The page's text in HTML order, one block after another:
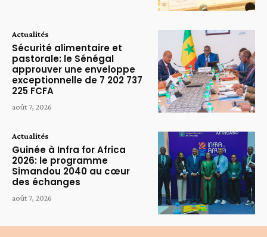
Actualités
Sécurité alimentaire et
pastorale: le Sénégal
approuver une enveloppe
exceptionnelle de 7 202 737
225 FCFA
août 7, 2026
Actualités
Guinée à Infra for Africa
2026: le programme
Simandou 2040 au cœur
des échanges
août 7, 2026